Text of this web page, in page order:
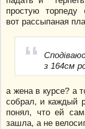
простую торпеду
вот рассыпаная
з 164см
а жена в курсе? а
собрал, и каждый
понял, что ей
зашла, а не